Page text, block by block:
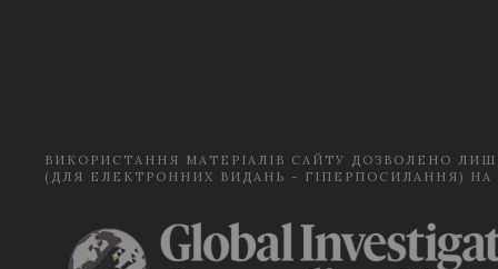
ВИКОРИСТАННЯ МАТЕРІАЛІВ САЙТУ ДОЗВОЛЕНО
(ДЛЯ ЕЛЕКТРОННИХ ВИДАНЬ - ГІПЕРПОСИЛАННЯ) НА